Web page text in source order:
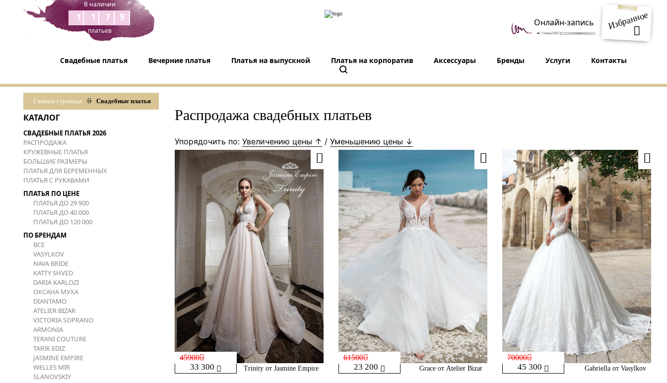
В наличии
1179
платьев Избранное
Онлайн-запись
Свадебные платья Вечерние платья Платья на выпускной Платья на корпоратив Аксессуары Бренды Услуги Контакты
Главная страница Свадебные платья
КАТАЛОГ
СВАДЕБНЫЕ ПЛАТЬЯ 2026
РАСПРОДАЖА
КРУЖЕВНЫЕ ПЛАТЬЯ
БОЛЬШИЕ РАЗМЕРЫ
ПЛАТЬЯ ДЛЯ БЕРЕМЕННЫХ
ПЛАТЬЯ С РУКАВАМИ
ПЛАТЬЯ ПО ЦЕНЕ
ПЛАТЬЯ ДО 29 900
ПЛАТЬЯ ДО 40 000
ПЛАТЬЯ ДО 120 000
ПО БРЕНДАМ
ВСЕ
VASYLKOV
NAVA BRIDE
KATTY SHVED
DARIA KARLOZI
ОКСАНА МУХА
DIANTAMO
ATELIER BIZAR
VICTORIA SOPRANO
ARMONIA
TERANI COUTURE
TARIK EDIZ
JASMINE EMPIRE
WELLES MIR
SLANOVSKIY
Распродажа свадебных платьев
Упорядочить по: Увеличению цены ↑ / Уменьшению цены ↓
33 300
45900
Trinity от Jasmine Empire 23 200
61500
Grace от Atelier Bizar 45 300
70000
Gabriella от Vasylkov